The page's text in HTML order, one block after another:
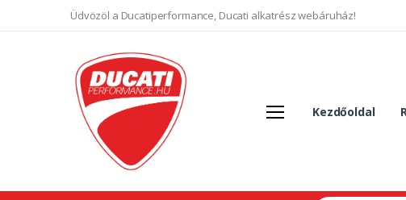
Üdvözöl a Ducatiperformance, Ducati alkatrész webáruház!
Kezdőoldal